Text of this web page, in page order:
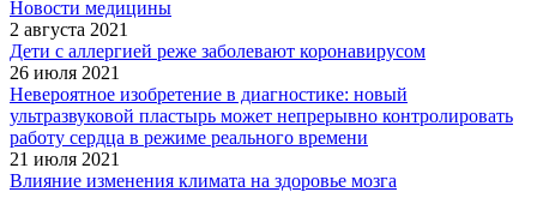
Новости медицины
2 августа 2021
Дети с аллергией реже заболевают коронавирусом
26 июля 2021
Невероятное изобретение в диагностике: новый
ультразвуковой пластырь может непрерывно контролировать
работу сердца в режиме реального времени
21 июля 2021
Влияние изменения климата на здоровье мозга